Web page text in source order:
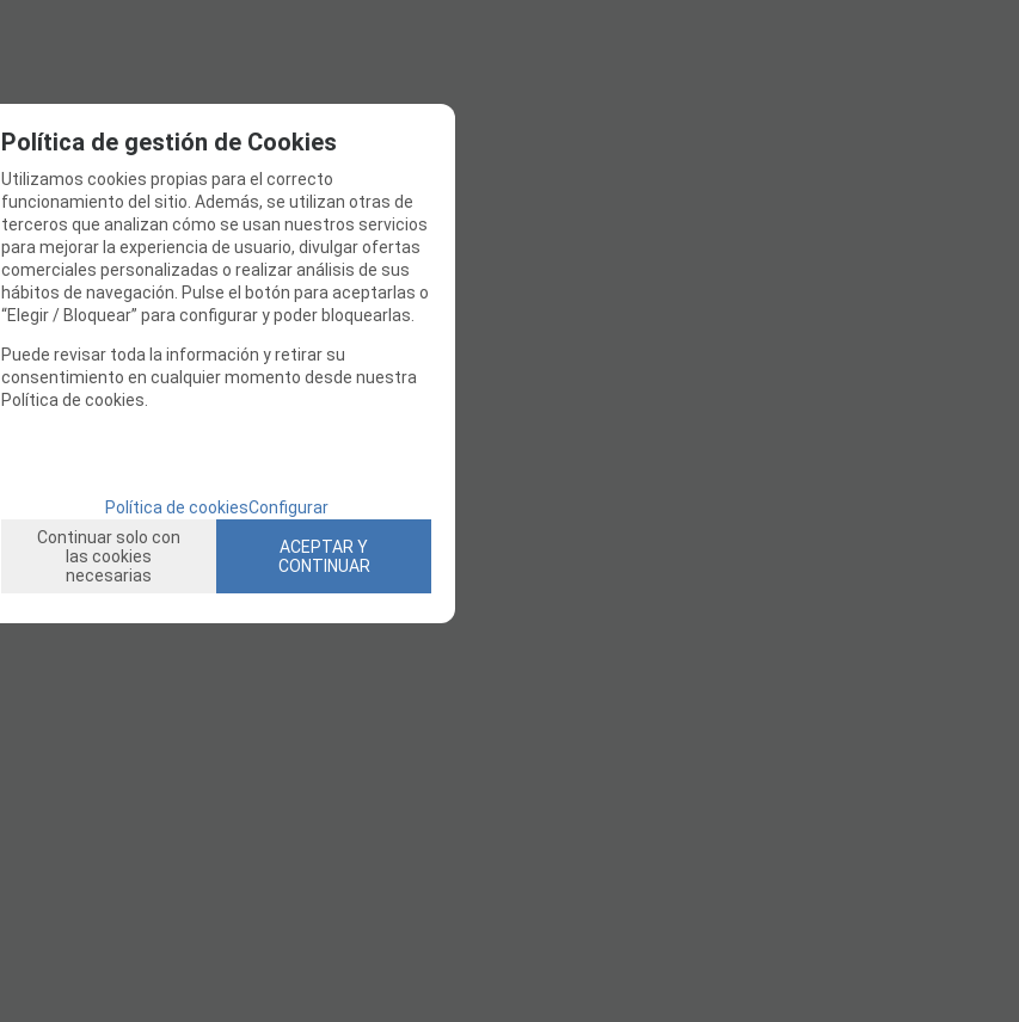
Política de gestión de Cookies
Utilizamos cookies propias para el correcto
funcionamiento del sitio. Además, se utilizan otras de
terceros que analizan cómo se usan nuestros servicios
para mejorar la experiencia de usuario, divulgar ofertas
comerciales personalizadas o realizar análisis de sus
hábitos de navegación. Pulse el botón para aceptarlas o
“Elegir / Bloquear” para configurar y poder bloquearlas.
Puede revisar toda la información y retirar su
consentimiento en cualquier momento desde nuestra
Política de cookies.
Política de cookiesConfigurar
Continuar solo con
las cookies
necesarias
ACEPTAR Y
CONTINUAR